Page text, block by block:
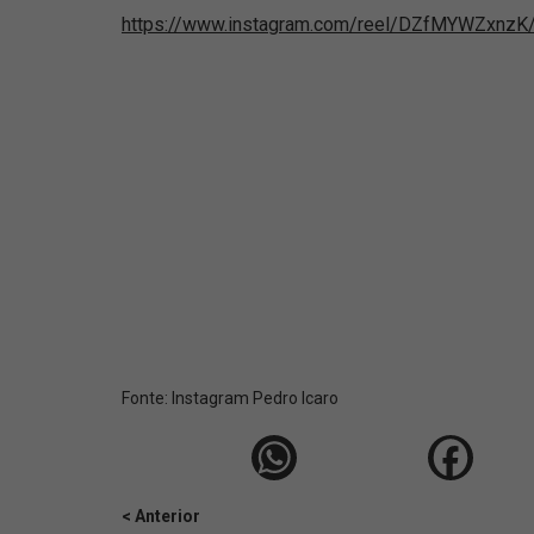
https://www.instagram.com/reel/
Fonte: Instagram Pedro Icaro
< Anterior